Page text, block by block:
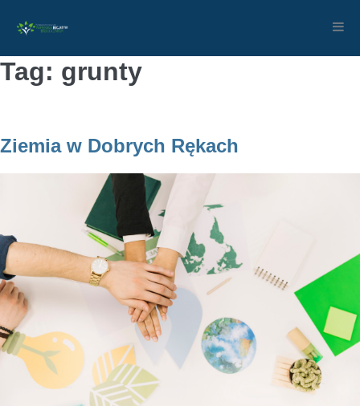
content
Tag: grunty
Ziemia w Dobrych Rękach